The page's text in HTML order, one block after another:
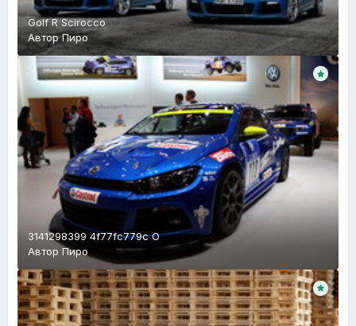
Golf R Scirocco
Автор Пиро
3141298399 4f77fc779c O
Автор Пиро